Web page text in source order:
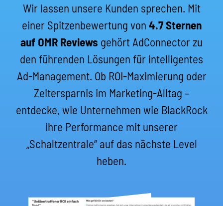
Wir lassen unsere Kunden sprechen. Mit
einer Spitzenbewertung von 4.7 Sternen
auf OMR Reviews gehört AdConnector zu
den führenden Lösungen für intelligentes
Ad-Management. Ob ROI-Maximierung oder
Zeitersparnis im Marketing-Alltag –
entdecke, wie Unternehmen wie BlackRock
ihre Performance mit unserer
„Schaltzentrale“ auf das nächste Level
heben.